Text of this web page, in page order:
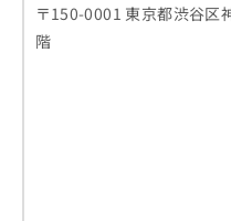
〒150-0001 東京都渋谷区
階